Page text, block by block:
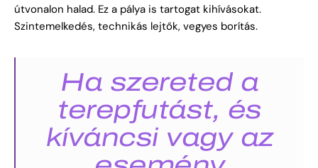
útvonalon halad. Ez a pálya is tartogat kihívásokat.
Szintemelkedés, technikás lejtők, vegyes borítás.
Ha szereted a
terepfutást, és
kíváncsi vagy az